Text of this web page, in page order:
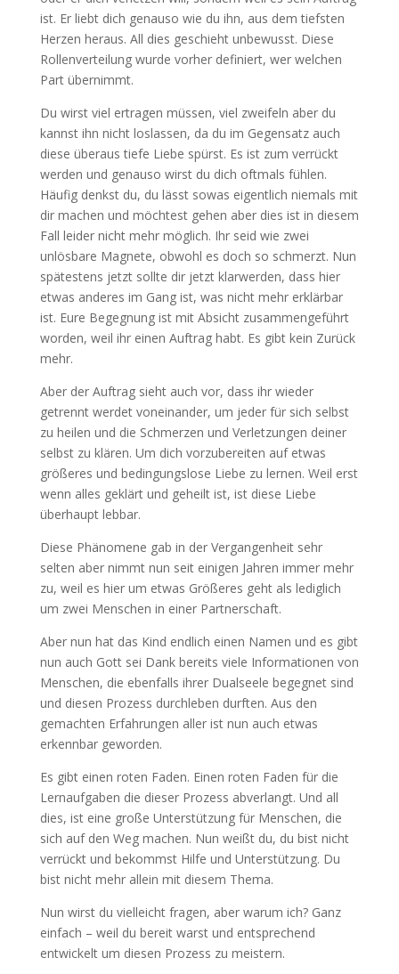
ist. Er liebt dich genauso wie du ihn, aus dem tiefsten
Herzen heraus. All dies geschieht unbewusst. Diese
Rollenverteilung wurde vorher definiert, wer welchen
Part übernimmt.
Du wirst viel ertragen müssen, viel zweifeln aber du
kannst ihn nicht loslassen, da du im Gegensatz auch
diese überaus tiefe Liebe spürst. Es ist zum verrückt
werden und genauso wirst du dich oftmals fühlen.
Häufig denkst du, du lässt sowas eigentlich niemals mit
dir machen und möchtest gehen aber dies ist in diesem
Fall leider nicht mehr möglich. Ihr seid wie zwei
unlösbare Magnete, obwohl es doch so schmerzt. Nun
spätestens jetzt sollte dir jetzt klarwerden, dass hier
etwas anderes im Gang ist, was nicht mehr erklärbar
ist. Eure Begegnung ist mit Absicht zusammengeführt
worden, weil ihr einen Auftrag habt. Es gibt kein Zurück
mehr.
Aber der Auftrag sieht auch vor, dass ihr wieder
getrennt werdet voneinander, um jeder für sich selbst
zu heilen und die Schmerzen und Verletzungen deiner
selbst zu klären. Um dich vorzubereiten auf etwas
größeres und bedingungslose Liebe zu lernen. Weil erst
wenn alles geklärt und geheilt ist, ist diese Liebe
überhaupt lebbar.
Diese Phänomene gab in der Vergangenheit sehr
selten aber nimmt nun seit einigen Jahren immer mehr
zu, weil es hier um etwas Größeres geht als lediglich
um zwei Menschen in einer Partnerschaft.
Aber nun hat das Kind endlich einen Namen und es gibt
nun auch Gott sei Dank bereits viele Informationen von
Menschen, die ebenfalls ihrer Dualseele begegnet sind
und diesen Prozess durchleben durften. Aus den
gemachten Erfahrungen aller ist nun auch etwas
erkennbar geworden.
Es gibt einen roten Faden. Einen roten Faden für die
Lernaufgaben die dieser Prozess abverlangt. Und all
dies, ist eine große Unterstützung für Menschen, die
sich auf den Weg machen. Nun weißt du, du bist nicht
verrückt und bekommst Hilfe und Unterstützung. Du
bist nicht mehr allein mit diesem Thema.
Nun wirst du vielleicht fragen, aber warum ich? Ganz
einfach – weil du bereit warst und entsprechend
entwickelt um diesen Prozess zu meistern.